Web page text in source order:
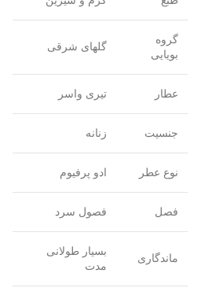
گروه
بویایی
گلهای شرقی
عطار تیری واسر
جنسیت زنانه
نوع عطر ادو پرفیوم
فصل فصول سرد
ماندگاری
بسیار طولانی
مدت